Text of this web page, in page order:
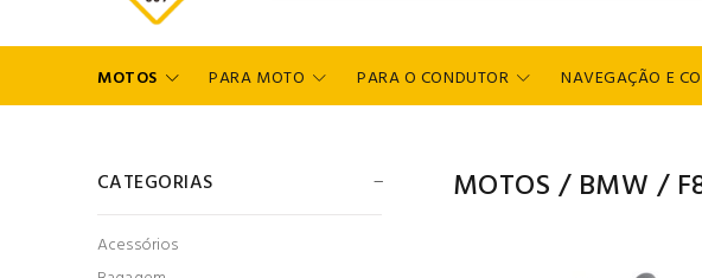
MOTOS PARA MOTO PARA O CONDUTOR NAVEGAÇÃO E
CATEGORIAS
Acessórios
MOTOS / BMW /